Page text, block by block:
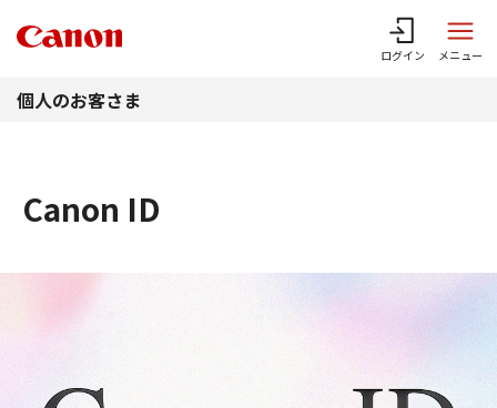
ログイン メニュー
個人のお客さま
Canon ID